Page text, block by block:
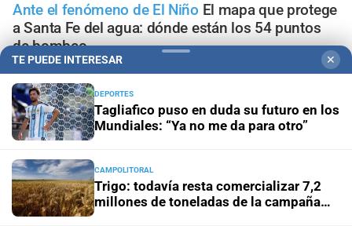
Ante el fenómeno de El Niño El mapa que protege
a Santa Fe del agua: dónde están los 54 puntos
de bombeo
ClimaQué dice el pronóstico de este sábado en la ciudad
de Santa Fe
informativo que lanzó la ciudad de Santa Fe
En Santa FeTodo lo que tenés que saber antes de salir
de casa en Santa Fe este viernes 7 de agosto
TE PUEDE INTERESAR ✕
DEPORTES
Tagliafico puso en duda su futuro en los
Mundiales: “Ya no me da para otro”
CAMPOLITORAL
Trigo: todavía resta comercializar 7,2
millones de toneladas de la campaña